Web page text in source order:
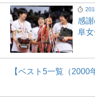
感
阜
【ベスト5一覧（